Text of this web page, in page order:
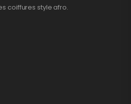
coiffures style afro.